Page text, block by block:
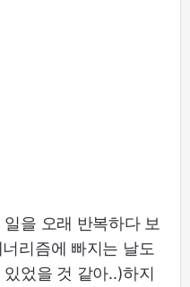
을 오래 반복하다 보
리즘에 빠지는 날도
었을 것 같아..)하지